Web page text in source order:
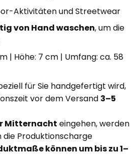
Aktivitäten und Streetwear
von Hand waschen, um die
| Höhe: 7 cm | Umfang: ca. 58
für Sie handgefertigt wird,
vor dem Versand 3–5
Mitternacht eingehen, werden
die Produktionscharge
können um bis zu 1–